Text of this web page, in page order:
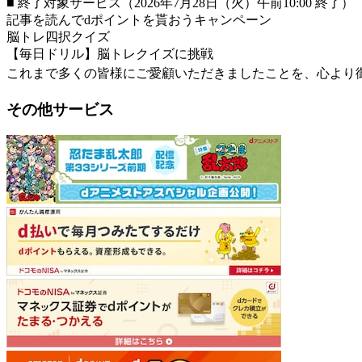
記事を読んでdポイントを貰おうキャンペーン
脳トレ四択クイズ
【毎日ドリル】脳トレクイズに挑戦
これまで多くの皆様にご愛顧いただきましたことを、心より
その他サービス